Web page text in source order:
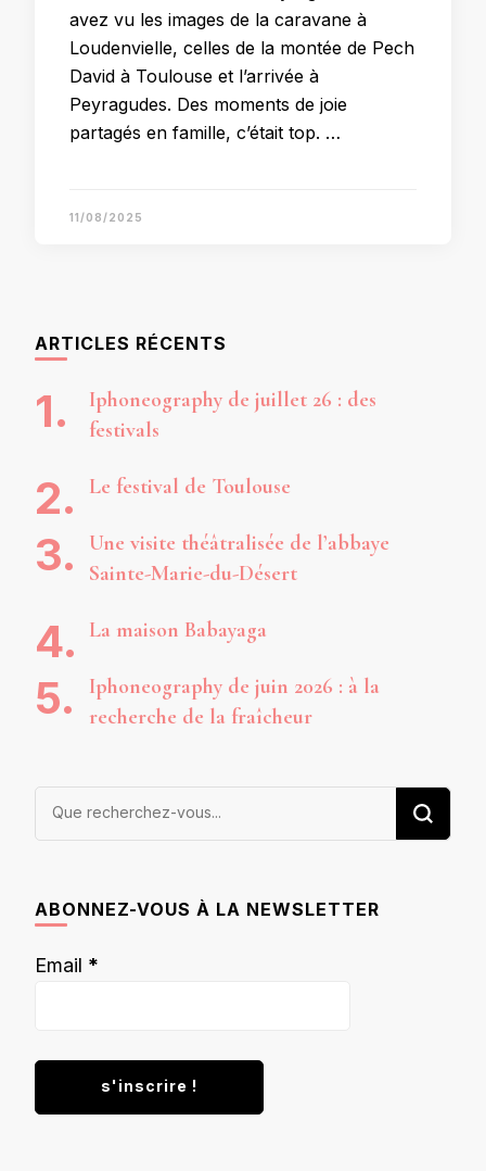
avez vu les images de la caravane à
Loudenvielle, celles de la montée de Pech
David à Toulouse et l’arrivée à
Peyragudes. Des moments de joie
partagés en famille, c’était top. …
11/08/2025
ARTICLES RÉCENTS
Iphoneography de juillet 26 : des
festivals
Le festival de Toulouse
Une visite théâtralisée de l’abbaye
Sainte-Marie-du-Désert
La maison Babayaga
Iphoneography de juin 2026 : à la
recherche de la fraîcheur
Vous
ABONNEZ-VOUS À LA NEWSLETTER
Email *